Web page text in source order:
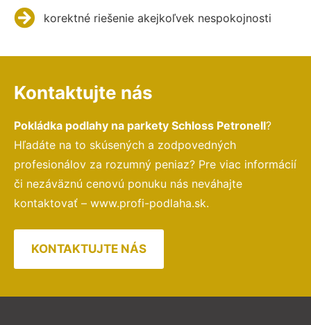
korektné riešenie akejkoľvek nespokojnosti
Kontaktujte nás
Pokládka podlahy na parkety Schloss Petronell?
Hľadáte na to skúsených a zodpovedných
profesionálov za rozumný peniaz? Pre viac informácií
či nezáväznú cenovú ponuku nás neváhajte
kontaktovať – www.profi-podlaha.sk.
KONTAKTUJTE NÁS